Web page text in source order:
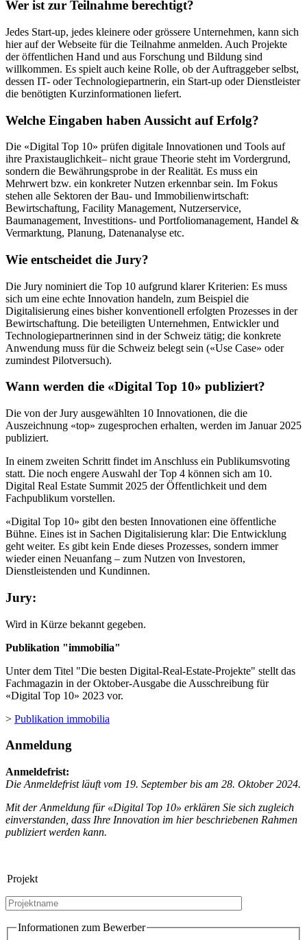
Wer ist zur Teilnahme berechtigt?
Jedes Start-up, jedes kleinere oder grössere Unternehmen, kann sich
hier auf der Webseite für die Teilnahme anmelden. Auch Projekte
der öffentlichen Hand und aus Forschung und Bildung sind
willkommen. Es spielt auch keine Rolle, ob der Auftraggeber selbst,
dessen IT- oder Technologiepartnerin, ein Start-up oder Dienstleister
die benötigten Kurzinformationen liefert.
Welche Eingaben haben Aussicht auf Erfolg?
Die «Digital Top 10» prüfen digitale Innovationen und Tools auf
ihre Praxistauglichkeit– nicht graue Theorie steht im Vordergrund,
sondern die Bewährungsprobe in der Realität. Es muss ein
Mehrwert bzw. ein konkreter Nutzen erkennbar sein. Im Fokus
stehen alle Sektoren der Bau- und Immobilienwirtschaft:
Bewirtschaftung, Facility Management, Nutzerservice,
Baumanagement, Investitions- und Portfoliomanagement, Handel &
Vermarktung, Planung, Datenanalyse etc.
Wie entscheidet die Jury?
Die Jury nominiert die Top 10 aufgrund klarer Kriterien: Es muss
sich um eine echte Innovation handeln, zum Beispiel die
Digitalisierung eines bisher konventionell erfolgten Prozesses in der
Bewirtschaftung. Die beteiligten Unternehmen, Entwickler und
Technologiepartnerinnen sind in der Schweiz tätig; die konkrete
Anwendung muss für die Schweiz belegt sein («Use Case» oder
zumindest Pilotversuch).
Wann werden die «Digital Top 10» publiziert?
Die von der Jury ausgewählten 10 Innovationen, die die
Auszeichnung «top» zugesprochen erhalten, werden im Januar 2025
publiziert.
In einem zweiten Schritt findet im Anschluss ein Publikumsvoting
statt. Die noch engere Auswahl der Top 4 können sich am 10.
Digital Real Estate Summit 2025 der Öffentlichkeit und dem
Fachpublikum vorstellen.
«Digital Top 10» gibt den besten Innovationen eine öffentliche
Bühne. Eines ist in Sachen Digitalisierung klar: Die Entwicklung
geht weiter. Es gibt kein Ende dieses Prozesses, sondern immer
wieder einen Neuanfang – zum Nutzen von Investoren,
Dienstleistenden und Kundinnen.
Jury:
Wird in Kürze bekannt gegeben.
Publikation "immobilia"
Unter dem Titel "Die besten Digital-Real-Estate-Projekte" stellt das
Fachmagazin in der Oktober-Ausgabe die Ausschreibung für
«Digital Top 10» 2023 vor.
> Publikation immobilia
Anmeldung
Anmeldefrist:
Die Anmeldefrist läuft vom 19. September bis am 28. Oktober 2024.
Mit der Anmeldung für «Digital Top 10» erklären Sie sich zugleich
einverstanden, dass Ihre Innovation im hier beschriebenen Rahmen
publiziert werden kann.
Projekt
Informationen zum Bewerber